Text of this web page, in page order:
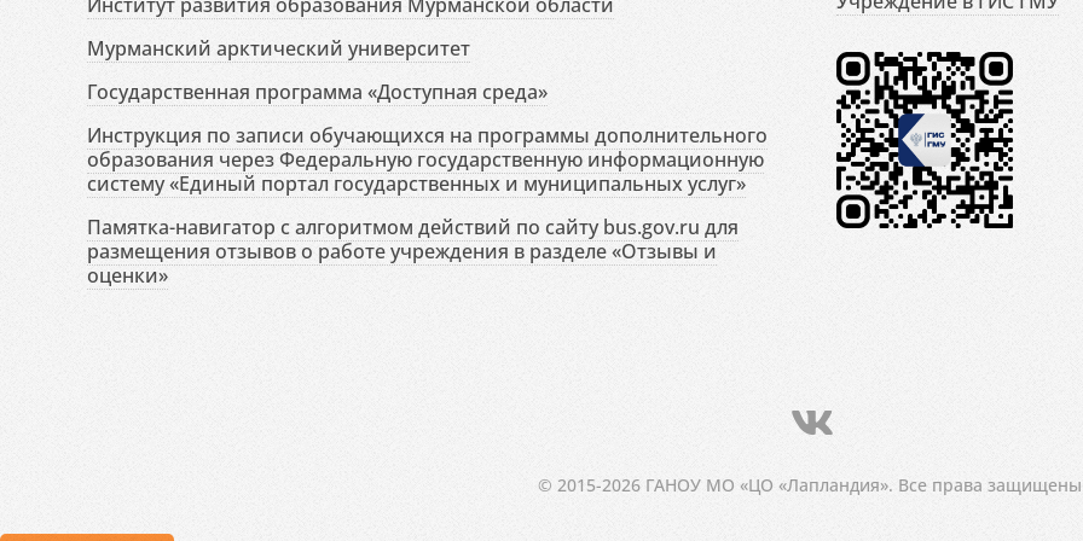
Мурманский арктический университет
Государственная программа «Доступная среда»
Инструкция по записи обучающихся на программы дополнительного
образования через Федеральную государственную информационную
систему «Единый портал государственных и муниципальных услуг»
Памятка-навигатор с алгоритмом действий по сайту bus.gov.ru для
размещения отзывов о работе учреждения в разделе «Отзывы и
оценки»
© 2015-2026 ГАНОУ МО «ЦО «Лапландия». Все права